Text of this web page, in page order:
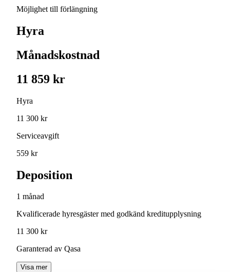
Möjlighet till förlängning
Hyra
Månadskostnad
11 859 kr
Hyra
11 300 kr
Serviceavgift
559 kr
Deposition
1 månad
Kvalificerade hyresgäster med godkänd kreditupplysning
11 300 kr
Garanterad av Qasa
Visa mer